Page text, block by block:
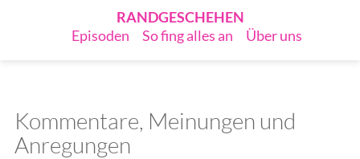
RANDGESCHEHEN
Episoden
So fing alles an Über uns
Kommentare, Meinungen und
Anregungen